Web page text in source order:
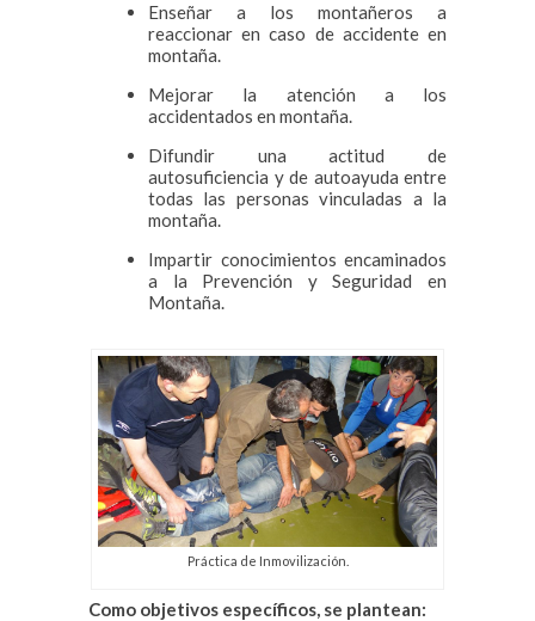
Enseñar a los montañeros a
reaccionar en caso de accidente en
montaña.
Mejorar la atención a los
accidentados en montaña.
Difundir una actitud de
autosuficiencia y de autoayuda entre
todas las personas vinculadas a la
montaña.
Impartir conocimientos encaminados
a la Prevención y Seguridad en
Montaña.
Práctica de Inmovilización.
Como objetivos específicos, se plantean: